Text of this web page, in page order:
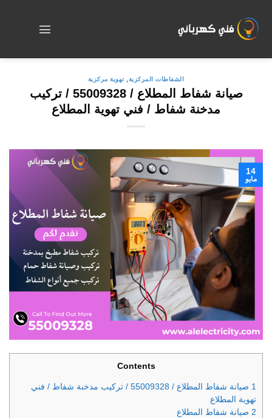
content
الشفاطات المركزية تهوية مركزية
صيانة شفاط المطلاع / 55009328 / تركيب
مدخنة شفاط / فني تهوية المطلاع
14
مايو
Contents
1
صيانة شفاط المطلاع / 55009328 / تركيب مدخنة شفاط / فني
تهوية المطلاع
2 صيانة شفاط المطلاع